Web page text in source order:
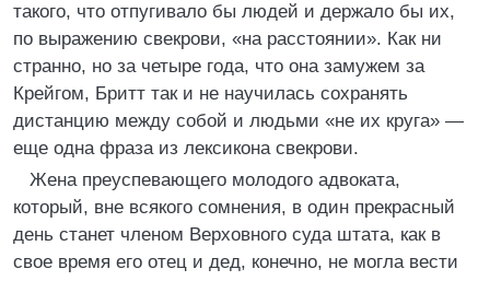
такого, что отпугивало бы людей и держало бы их,
по выражению свекрови, «на расстоянии». Как ни
странно, но за четыре года, что она замужем за
Крейгом, Бритт так и не научилась сохранять
дистанцию между собой и людьми «не их круга» —
еще одна фраза из лексикона свекрови.
Жена преуспевающего молодого адвоката,
который, вне всякого сомнения, в один прекрасный
день станет членом Верховного суда штата, как в
свое время его отец и дед, конечно, не могла вести